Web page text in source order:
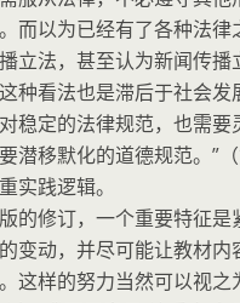
而以为已经有了各种法律
立法，甚至认为新闻传
种看法也是滞后于社会发
稳定的法律规范，也需要
潜移默化的道德规范。”（
实践逻辑。
的修订，一个重要特征是
变动，并尽可能让教材
这样的努力当然可以视之